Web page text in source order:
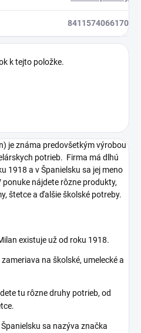
8411574066170
k tejto položke.
je známa predovšetkým výrobou
potrieb. Firma má dlhú
1918 a v Španielsku sa jej meno
ponuke nájdete rôzne produkty,
štetce a ďalšie školské potreby.
existuje už od roku 1918.
na školské, umelecké a
tu rôzne druhy potrieb, od
Španielsku sa nazýva značka